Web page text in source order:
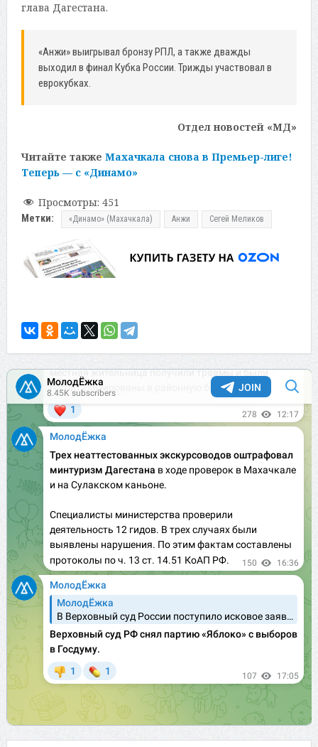
глава Дагестана.
«Анжи» выигрывал бронзу РПЛ, а также дважды
выходил в финал Кубка России. Трижды участвовал в
еврокубках.
Отдел новостей «МД»
Читайте также Махачкала снова в Премьер-лиге!
Теперь — с «Динамо»
Просмотры: 451
Метки: «Динамо» (Махачкала) Анжи Сегей Меликов